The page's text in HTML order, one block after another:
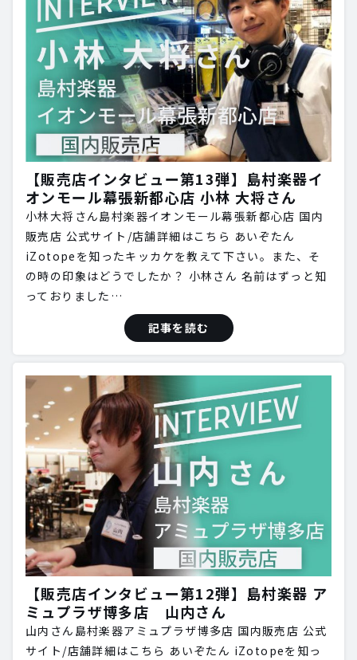
【販売店インタビュー第13弾】島村楽器イ
オンモール幕張新都心店 小林 大将さん
小林大将さん島村楽器イオンモール幕張新都心店 国内
販売店 公式サイト/店舗詳細はこちら あいぞたん
iZotopeを知ったキッカケを教えて下さい。また、そ
の時の印象はどうでしたか？ 小林さん 名前はずっと知
っておりました…
記事を読む
【販売店インタビュー第12弾】島村楽器 ア
ミュプラザ博多店 山内さん
山内さん島村楽器アミュプラザ博多店 国内販売店 公式
サイト/店舗詳細はこちら あいぞたん iZotopeを知っ